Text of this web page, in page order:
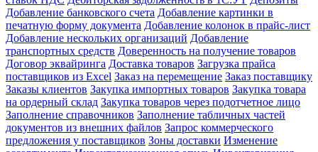
Добавление банковского счета Добавление картинки в
печатную форму документа Добавление колонок в прайс-лист
Добавление нескольких организаций Добавление
транспортных средств Доверенность на получение товаров
Договор эквайринга Доставка товаров Загрузка прайса
поставщиков из Excel Заказ на перемещение Заказ поставщику
Заказы клиентов Закупка импортных товаров Закупка товара
на ордерный склад Закупка товаров через подотчетное лицо
Заполнение справочников Заполнение табличных частей
документов из внешних файлов Запрос коммерческого
предложения у поставщиков Зоны доставки Изменение